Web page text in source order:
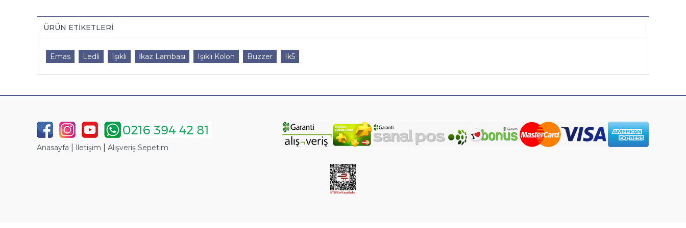
ÜRÜN ETIKETLERI
Emas Ledli Işıklı İkaz Lambası Işıklı Kolon Buzzer Ik5
Anasayfa İletişim Alışveriş Sepetim